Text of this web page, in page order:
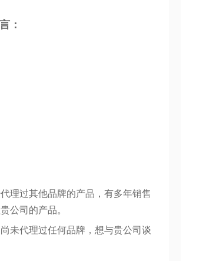
：
理过其他品牌的产品，有多年销售
公司的产品。
未代理过任何品牌，想与贵公司谈